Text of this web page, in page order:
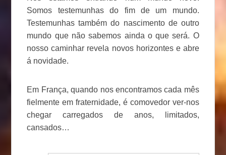
Somos testemunhas do fim de um mundo.
Testemunhas também do nascimento de outro
mundo que não sabemos ainda o que será. O
nosso caminhar revela novos horizontes e abre
á novidade.
Em França, quando nos encontramos cada mês
fielmente em fraternidade, é comovedor ver-nos
chegar carregados de anos, limitados,
cansados…